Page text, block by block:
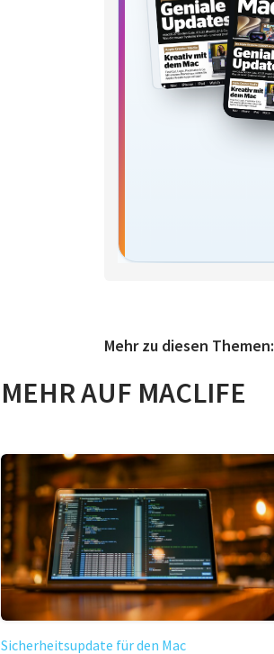
Mehr zu diesen Themen:
MEHR AUF MACLIFE
Sicherheitsupdate für den Mac